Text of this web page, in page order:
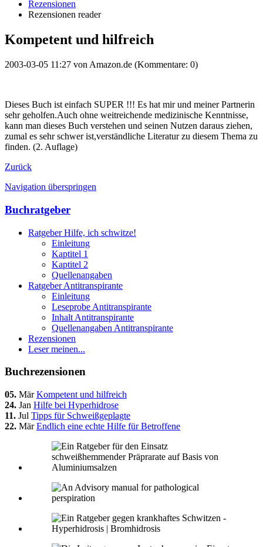
Rezensionen
Rezensionen reader
Kompetent und hilfreich
2003-03-05 11:27 von Amazon.de (Kommentare: 0)
Dieses Buch ist einfach SUPER !!! Es hat mir und meiner Partnerin
sehr geholfen.Auch ohne weitreichende medizinische Kenntnisse,
kann man dieses Buch verstehen und seinen Nutzen daraus ziehen,
zumal es sehr schwer ist,verständliche Literatur zu diesem Thema zu
finden. (2. Auflage)
Zurück
Navigation überspringen
Buchratgeber
Ratgeber Hilfe, ich schwitze!
Einleitung
Kaptitel 1
Kaptitel 2
Quellenangaben
Ratgeber Antitranspirante
Einleitung
Leseprobe Antitranspirante
Inhalt Antitranspirante
Quellenangaben Antitranspirante
Rezensionen
Leser meinen...
Buchrezensionen
05. MärKompetent und hilfreich
24. Jan Hilfe bei Hyperhidrose
11. Jul Tipps für Schweißgeplagte
22. MärEndlich eine echte Hilfe für Betroffene